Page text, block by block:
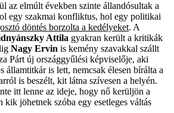
az elmúlt években szinte állandósultak a
egy szakmai konfliktus, hol egy politikai
döntés borzolta a kedélyeket. A
Attila gyakran került a kritikák
Nagy Ervin is kemény szavakkal szállt
Párt új országgyűlési képviselője, aki
államtitkár is lett, nemcsak élesen bírálta a
is beszélt, kit látna szívesen a helyén.
itt lenne az ideje, hogy nő kerüljön a
kik jöhetnek szóba egy esetleges váltás